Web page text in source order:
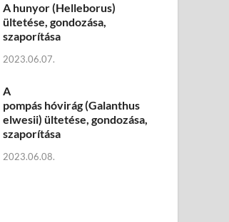
A hunyor (Helleborus)
ültetése, gondozása,
szaporítása
2023.06.07.
A
pompás hóvirág (Galanthus
elwesii) ültetése, gondozása,
szaporítása
2023.06.08.